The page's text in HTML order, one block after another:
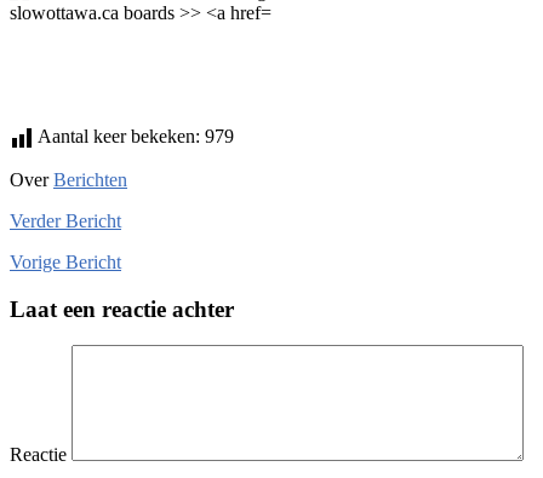
Aantal keer bekeken: 979
OverBerichten
VerderBericht
Vorige Bericht
Laat een reactie achter
Reactie